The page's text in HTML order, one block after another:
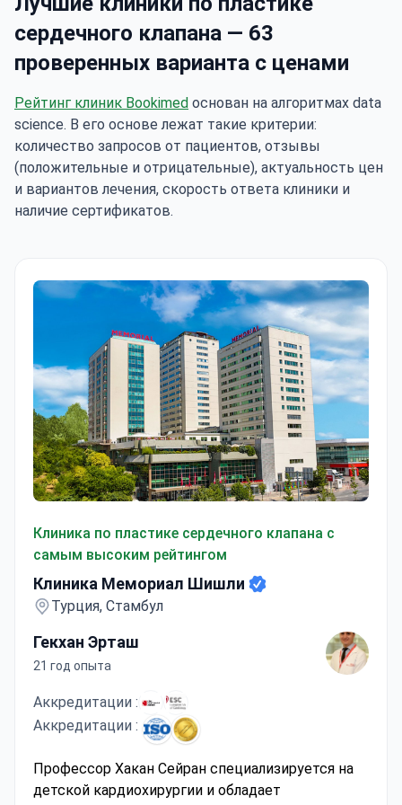
сердечного клапана — 63
проверенных варианта с ценами
Рейтинг клиник Bookimed основан на алгоритмах data
science. В его основе лежат такие критерии:
количество запросов от пациентов, отзывы
(положительные и отрицательные), актуальность цен
и вариантов лечения, скорость ответа клиники и
наличие сертификатов.
Клиника по пластике сердечного клапана с
самым высоким рейтингом
Клиника Мемориал Шишли
Турция, Стамбул
Гекхан Эрташ
21 год опыта
Аккредитации :
Аккредитации :
Профессор Хакан Сейран специализируется на
детской кардиохирургии и обладает